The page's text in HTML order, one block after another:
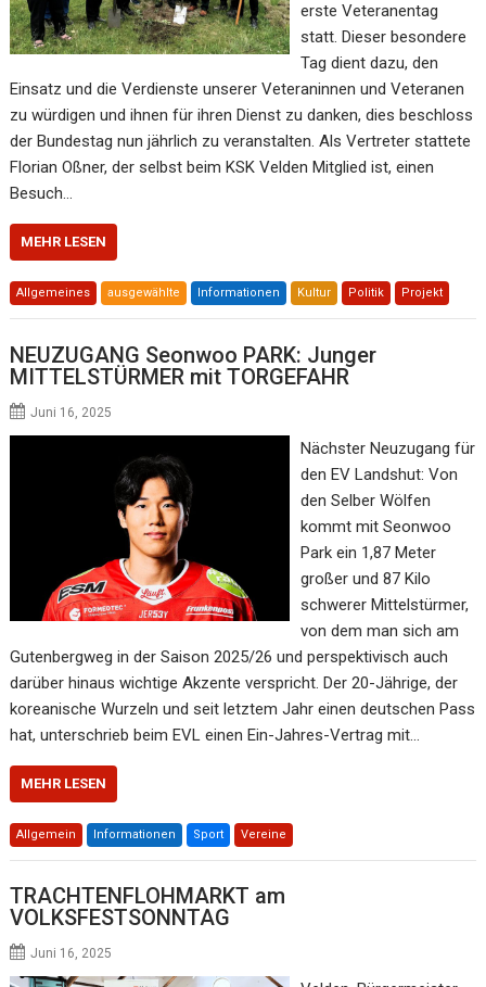
erste Veteranentag
statt. Dieser besondere
Tag dient dazu, den
Einsatz und die Verdienste unserer Veteraninnen und Veteranen
zu würdigen und ihnen für ihren Dienst zu danken, dies beschloss
der Bundestag nun jährlich zu veranstalten. Als Vertreter stattete
Florian Oßner, der selbst beim KSK Velden Mitglied ist, einen
Besuch…
MEHR LESEN
Allgemeines ausgewählte Informationen Kultur Politik Projekt
NEUZUGANG Seonwoo PARK: Junger
MITTELSTÜRMER mit TORGEFAHR
Juni 16, 2025
Nächster Neuzugang für
den EV Landshut: Von
den Selber Wölfen
kommt mit Seonwoo
Park ein 1,87 Meter
großer und 87 Kilo
schwerer Mittelstürmer,
von dem man sich am
Gutenbergweg in der Saison 2025/26 und perspektivisch auch
darüber hinaus wichtige Akzente verspricht. Der 20-Jährige, der
koreanische Wurzeln und seit letztem Jahr einen deutschen Pass
hat, unterschrieb beim EVL einen Ein-Jahres-Vertrag mit…
MEHR LESEN
Allgemein Informationen Sport Vereine
TRACHTENFLOHMARKT am
VOLKSFESTSONNTAG
Juni 16, 2025